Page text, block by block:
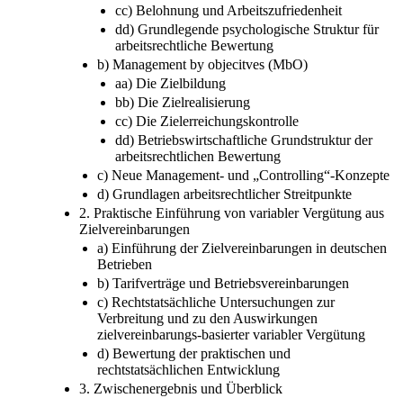
cc) Belohnung und Arbeitszufriedenheit
dd) Grundlegende psychologische Struktur für
arbeitsrechtliche Bewertung
b) Management by objecitves (MbO)
aa) Die Zielbildung
bb) Die Zielrealisierung
cc) Die Zielerreichungskontrolle
dd) Betriebswirtschaftliche Grundstruktur der
arbeitsrechtlichen Bewertung
c) Neue Management- und „Controlling“-Konzepte
d) Grundlagen arbeitsrechtlicher Streitpunkte
2. Praktische Einführung von variabler Vergütung aus
Zielvereinbarungen
a) Einführung der Zielvereinbarungen in deutschen
Betrieben
b) Tarifverträge und Betriebsvereinbarungen
c) Rechtstatsächliche Untersuchungen zur
Verbreitung und zu den Auswirkungen
zielvereinbarungs-basierter variabler Vergütung
d) Bewertung der praktischen und
rechtstatsächlichen Entwicklung
3. Zwischenergebnis und Überblick